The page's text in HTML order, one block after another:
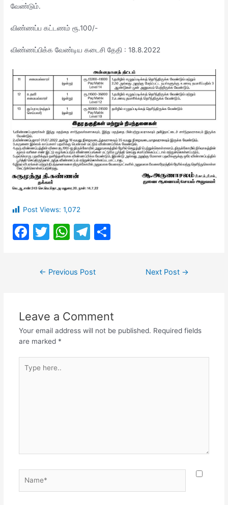
வேண்டும்.
விண்ணப்ப கட்டணம் ரூ.100/-
விண்ணப்பிக்க வேண்டிய கடைசி தேதி : 18.8.2022
Post Views: 1,072
F
o
o
k
T
itt
er
W
at
s
p
p
T
gr
m
← Previous Post Next Post →
Leave a Comment
Your email address will not be published. Required fields
are marked *
here..